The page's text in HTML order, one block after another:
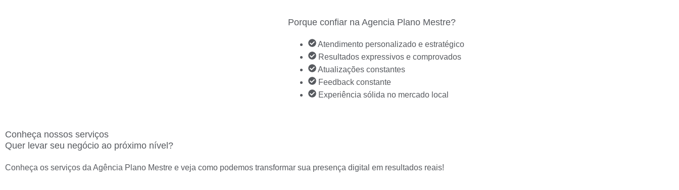
Porque confiar na Agencia Plano Mestre?
Atendimento personalizado e estratégico
Resultados expressivos e comprovados
Atualizações constantes
Feedback constante
Experiência sólida no mercado local
Conheça nossos serviços
Quer levar seu negócio ao próximo nível?
Conheça os serviços da Agência Plano Mestre e veja como podemos transformar sua presença digital em resultados reais!